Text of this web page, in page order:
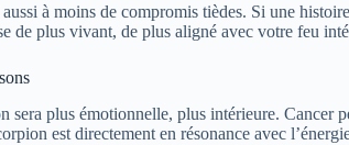
à moins de compromis tièdes. Si une
de plus vivant, de plus aligné avec votre feu
sera plus émotionnelle, plus intérieure. Cancer
est directement en résonance avec